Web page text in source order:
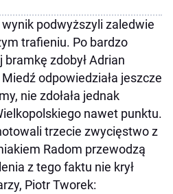
wynik podwyższyli zaledwie
trafieniu. Po bardzo
bramkę zdobył Adrian
odpowiedziała jeszcze
nie zdołała jednak
nawet punktu.
trzecie zwycięstwo z
Radom przewodzą
z tego faktu nie krył
Piotr Tworek: